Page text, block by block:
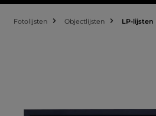
Fotolijsten Objectlijsten LP-lijsten